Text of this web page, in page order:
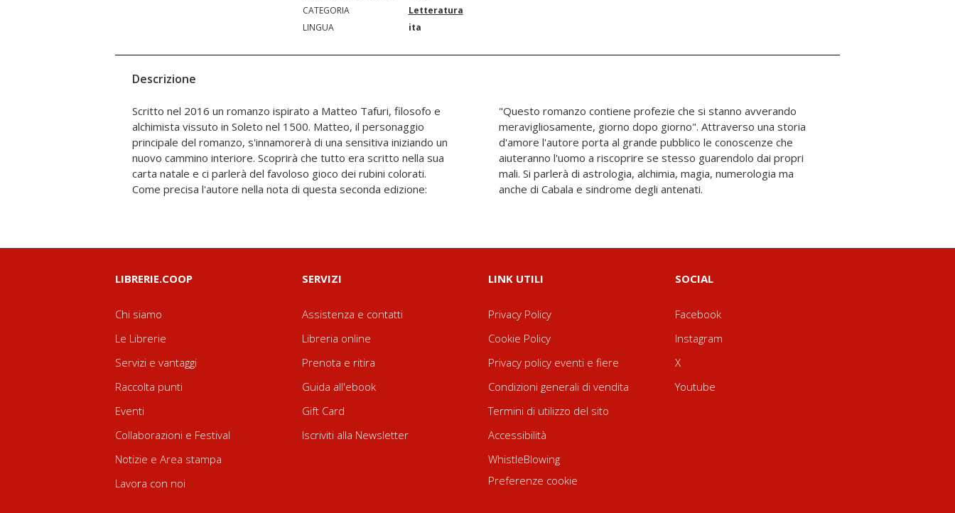
CATEGORIA
Letteratura
LINGUA
ita
Descrizione
Scritto nel 2016 un romanzo ispirato a Matteo Tafuri, filosofo e
alchimista vissuto in Soleto nel 1500. Matteo, il personaggio
principale del romanzo, s'innamorerà di una sensitiva iniziando un
nuovo cammino interiore. Scoprirà che tutto era scritto nella sua
carta natale e ci parlerà del favoloso gioco dei rubini colorati.
Come precisa l'autore nella nota di questa seconda edizione:
"Questo romanzo contiene profezie che si stanno avverando
meravigliosamente, giorno dopo giorno". Attraverso una storia
d'amore l'autore porta al grande pubblico le conoscenze che
aiuteranno l'uomo a riscoprire se stesso guarendolo dai propri
mali. Si parlerà di astrologia, alchimia, magia, numerologia ma
anche di Cabala e sindrome degli antenati.
LIBRERIE.COOP
Chi siamo
Le Librerie
Servizi e vantaggi
Raccolta punti
Eventi
Collaborazioni e Festival
Notizie e Area stampa
Lavora con noi
SERVIZI
Assistenza e contatti
Libreria online
Prenota e ritira
Guida all'ebook
Gift Card
Iscriviti alla Newsletter
LINK UTILI
Privacy Policy
Cookie Policy
Privacy policy eventi e fiere
Condizioni generali di vendita
Termini di utilizzo del sito
Accessibilità
WhistleBlowing
Preferenze cookie
SOCIAL
Facebook
Instagram
X
Youtube